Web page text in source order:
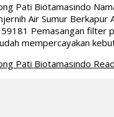
Pati Biotamasindo
Air Sumur Berkapur
Pemasangan filter
mempercayakan
Pati Biotamasindo